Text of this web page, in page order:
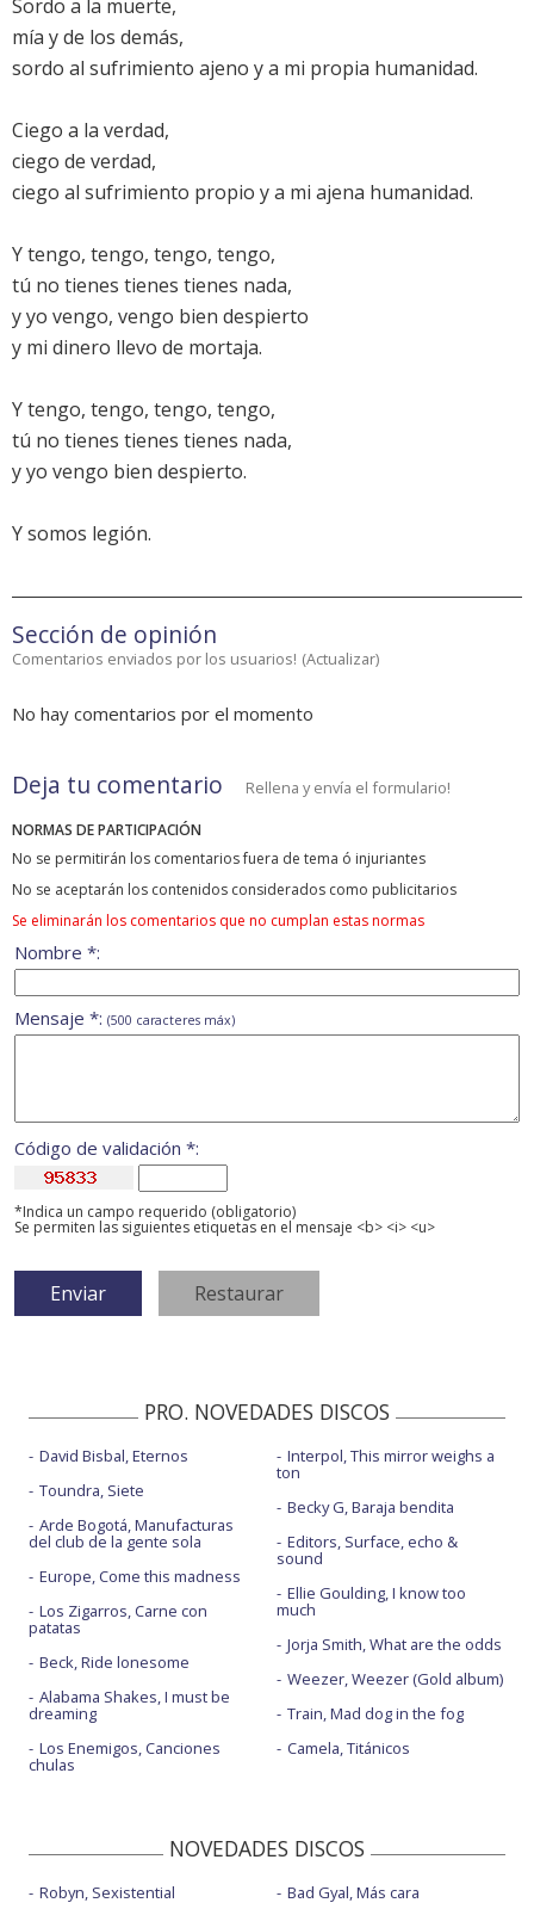
Sordo a la muerte,
mía y de los demás,
sordo al sufrimiento ajeno y a mi propia humanidad.
Ciego a la verdad,
ciego de verdad,
ciego al sufrimiento propio y a mi ajena humanidad.
Y tengo, tengo, tengo, tengo,
tú no tienes tienes tienes nada,
y yo vengo, vengo bien despierto
y mi dinero llevo de mortaja.
Y tengo, tengo, tengo, tengo,
tú no tienes tienes tienes nada,
y yo vengo bien despierto.
Y somos legión.
Sección de opinión
Comentarios enviados por los usuarios! (Actualizar)
No hay comentarios por el momento
Deja tu comentario Rellena y envía el formulario!
NORMAS DE PARTICIPACIÓN
No se permitirán los comentarios fuera de tema ó injuriantes
No se aceptarán los contenidos considerados como publicitarios
Se eliminarán los comentarios que no cumplan estas normas
Nombre *:
Mensaje *: (500 caracteres máx)
Código de validación *:
*Indica un campo requerido (obligatorio)
Se permiten las siguientes etiquetas en el mensaje <b> <i> <u>
PRO. NOVEDADES DISCOS
David Bisbal, Eternos
Toundra, Siete
Arde Bogotá, Manufacturas
del club de la gente sola
Europe, Come this madness
Los Zigarros, Carne con
patatas
Beck, Ride lonesome
Alabama Shakes, I must be
dreaming
Los Enemigos, Canciones
chulas
Interpol, This mirror weighs a
ton
Becky G, Baraja bendita
Editors, Surface, echo &
sound
Ellie Goulding, I know too
much
Jorja Smith, What are the odds
Weezer, Weezer (Gold album)
Train, Mad dog in the fog
Camela, Titánicos
NOVEDADES DISCOS
Robyn, Sexistential
Bad Gyal, Más cara